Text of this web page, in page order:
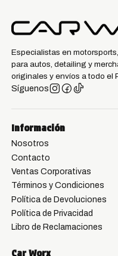
Especialistas en
para autos, detailing y
originales y envíos a todo el
Síguenos
Información
Nosotros
Contacto
Ventas Corporativas
Términos y Condiciones
Política de Devoluciones
Política de Privacidad
Libro de Reclamaciones
Car Worx